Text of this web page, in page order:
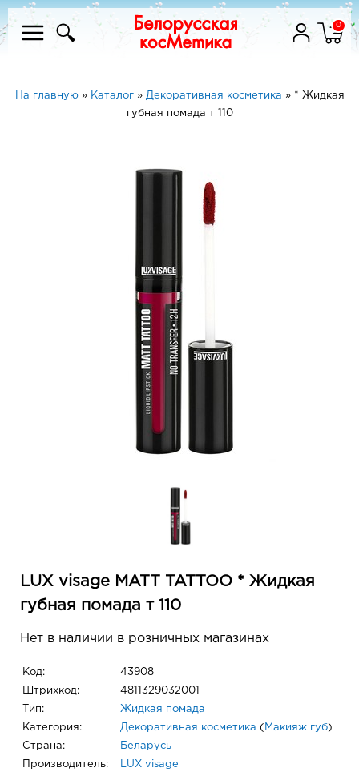
0
На главную» Каталог» Декоративная косметика » * Жидкая
губная помада т 110
LUX visage MATT TATTOO * Жидкая
губная помада т 110
Нет в наличии в розничных магазинах
Код: 43908
Штрихкод: 4811329032001
Тип: Жидкая помада
Категория: Декоративная косметика ( Макияж губ)
Страна: Беларусь
Производитель: LUX visage